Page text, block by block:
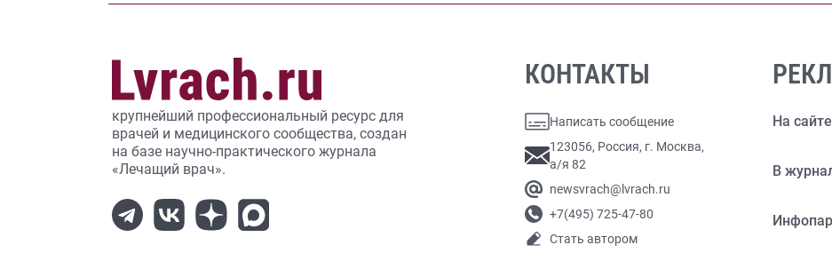
крупнейший профессиональный ресурс для
врачей и медицинского сообщества, создан
на базе научно-практического журнала
«Лечащий врач».
КОНТАКТЫ
Написать сообщение
123056, Россия, г. Москва,
а/я 82
newsvrach@lvrach.ru
+7(495) 725-47-80
Стать автором
На
В